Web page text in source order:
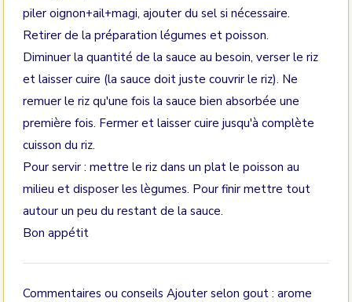
piler oignon+ail+magi, ajouter du sel si nécessaire.
Retirer de la préparation légumes et poisson.
Diminuer la quantité de la sauce au besoin, verser le riz
et laisser cuire (la sauce doit juste couvrir le riz). Ne
remuer le riz qu'une fois la sauce bien absorbée une
première fois. Fermer et laisser cuire jusqu'à complète
cuisson du riz.
Pour servir : mettre le riz dans un plat le poisson au
milieu et disposer les lègumes. Pour finir mettre tout
autour un peu du restant de la sauce.
Bon appétit
Commentaires ou conseils Ajouter selon gout : arome